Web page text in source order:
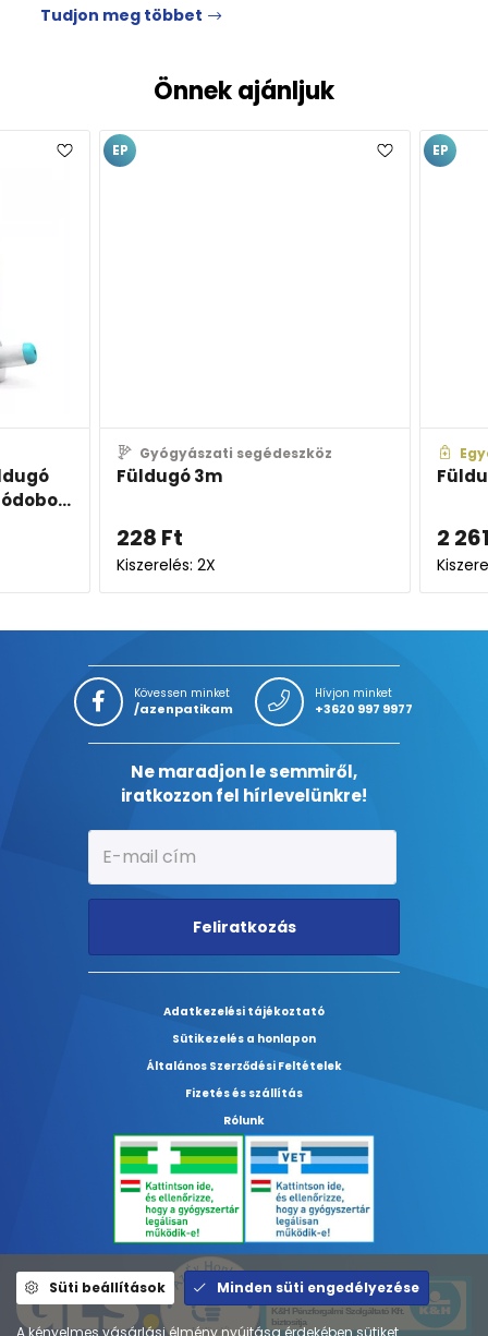
Tudjon meg többet
Önnek ajánljuk
Gyógyászati segédeszköz
Füldugó 3m
228Ft
Kiszerelés: 2X
EP
2 261
EP
Kövessen minket
/azenpatikam
Hívjon minket
+3620 997 9977
Ne maradjon le semmiről,
iratkozzon fel hírlevelünkre!
Feliratkozás
Adatkezelési tájékoztató
Sütikezelés a honlapon
Általános Szerződési Feltételek
Fizetés és szállítás
Rólunk
Süti beállítások Minden süti engedélyezése
A kényelmes vásárlási élmény nyújtása érdekében sütiket